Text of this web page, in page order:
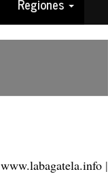
www.labagatela.info|